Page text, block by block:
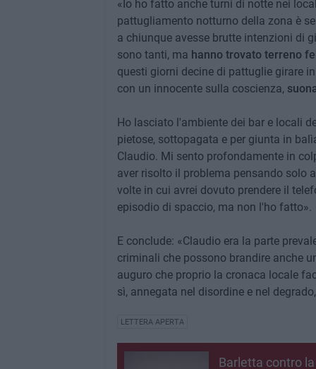
«Io ho fatto anche turni di notte nei
pattugliamento notturno della zona è
a chiunque avesse brutte intenzioni di
sono tanti, ma hanno trovato terreno
questi giorni decine di pattuglie girare
con un innocente sulla coscienza,
Ho lasciato l'ambiente dei bar e locali
pietose, sottopagata e per giunta in
Claudio. Mi sento profondamente in
aver risolto il problema pensando solo
volte in cui avrei dovuto prendere il
episodio di spaccio, ma non l'ho fatto».
E conclude: «Claudio era la parte
criminali che possono brandire anche
auguro che proprio la cronaca locale
sì, annegata nel disordine e nel
LETTERA APERTA
Barletta contro